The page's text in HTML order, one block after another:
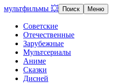
мультфильмы 💥 Поиск Меню
Советские
Отечественные
Зарубежные
Мультсериалы
Аниме
Сказки
Дисней